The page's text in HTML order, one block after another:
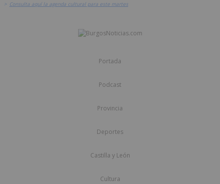
> Consulta aquí la agenda cultural para este martes
Portada
Podcast
Provincia
Deportes
Castilla y León
Cultura